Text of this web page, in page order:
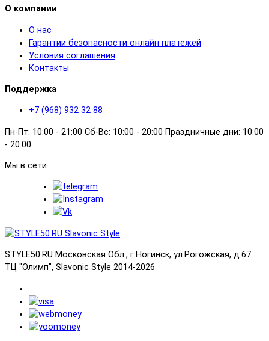
О компании
О нас
Гарантии безопасности онлайн платежей
Условия соглашения
Контакты
Поддержка
+7 (968) 932 32 88
Пн-Пт: 10:00 - 21:00 Сб-Вс: 10:00 - 20:00 Праздничные дни: 10:00
- 20:00
Мы в сети
STYLE50.RU Московская Обл., г.Ногинск, ул.Рогожская, д.67
ТЦ "Олимп", Slavonic Style 2014-2026